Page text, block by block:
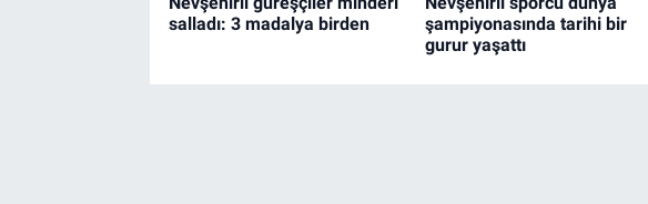
salladı: 3 madalya birden
şampiyonasında tarihi bir
gurur yaşattı